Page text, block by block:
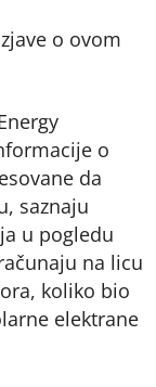
o ovom
o
da
saznaju
u pogledu
na licu
koliko bio
elektrane